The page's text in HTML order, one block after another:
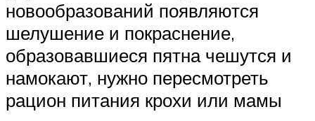
новообразований появляются
шелушение и покраснение,
образовавшиеся пятна чешутся и
намокают, нужно пересмотреть
рацион питания крохи или мамы